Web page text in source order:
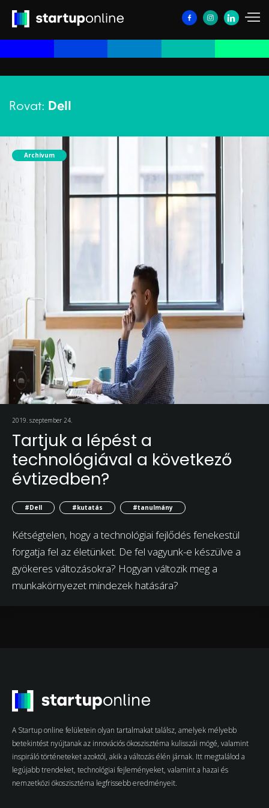
Rovat: Dell
Archívum
2019. szeptember 24.
Tartjuk a lépést a
technológiával a következő
évtizedben?
#Dell #kutatás #tanulmány
Kétségtelen, hogy a technológiai fejlődés fenekestül
forgatja fel az életünket. De fel vagyunk-e készülve a
gyökeres változásokra? Hogyan változik meg a
munkakörnyezet mindezek hatására?
A Startup online felületein olyan tartalmakat találsz, amelyek mélyebb
betekintést nyújtanak az innovációs ökoszisztéma kulisszái mögé, valamint
inspiráló történeteket azoktól, akik a változás élén járnak. Itt megtalálod a
legújabb trendeket, technológiai fejleményeket, valamint a hazai és
nemzetközi ökoszisztéma legfrissebb eredményeit.